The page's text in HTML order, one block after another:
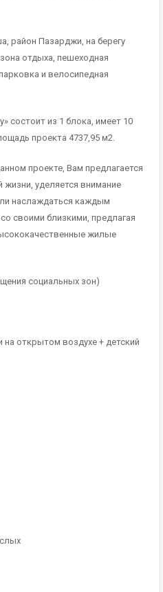
район Пазарджи, на берегу
отдыха, пешеходная
и велосипедная
состоит из 1 блока, имеет 10
проекта 4737,95 м2.
проекте, Вам предлагается
уделяется внимание
наслаждаться каждым
своими близкими, предлагая
жилые
социальных зон)
открытом воздухе + детский